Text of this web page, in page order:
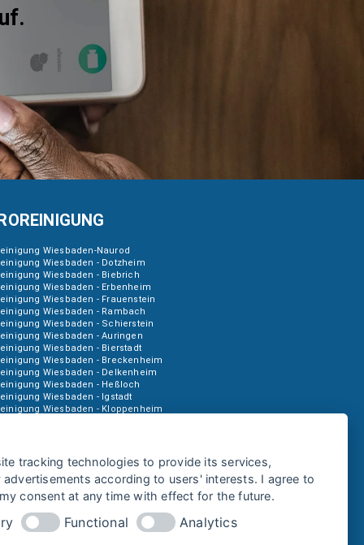
Wiesbaden-Naurod
Wiesbaden - Dotzheim
Wiesbaden - Biebrich
Wiesbaden - Erbenheim
Wiesbaden - Frauenstein
Wiesbaden - Rambach
Wiesbaden - Schierstein
Wiesbaden - Auringen
Wiesbaden - Bierstadt
Wiesbaden - Breckenheim
Wiesbaden - Delkenheim
Wiesbaden - Heßloch
Wiesbaden - Igstadt
Wiesbaden - Kloppenheim
Wiesbaden - Medenbach
Wiesbaden - Sonnenberg
tracking technologies to provide its services,
according to users' interests. I agree to
consent at any time with effect for the future.
Functional Analytics